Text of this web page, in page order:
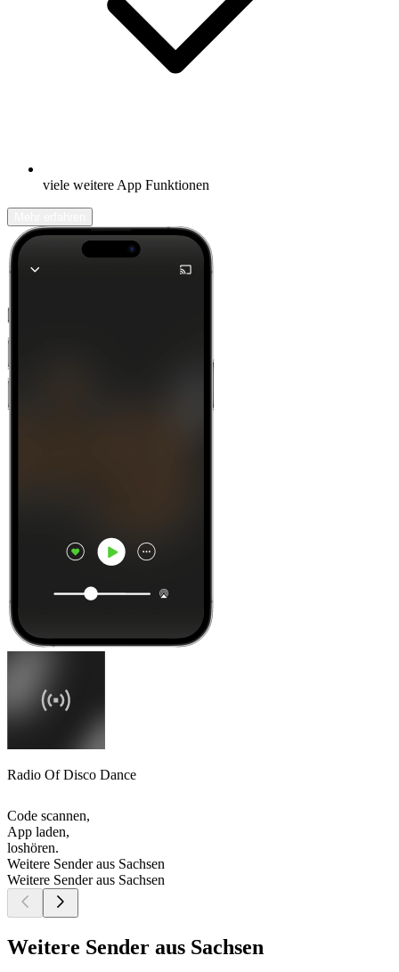
viele weitere App Funktionen
Radio Of Disco Dance
Code scannen,
App laden,
loshören.
Weitere Sender aus Sachsen
Weitere Sender aus Sachsen
Weitere Sender aus Sachsen